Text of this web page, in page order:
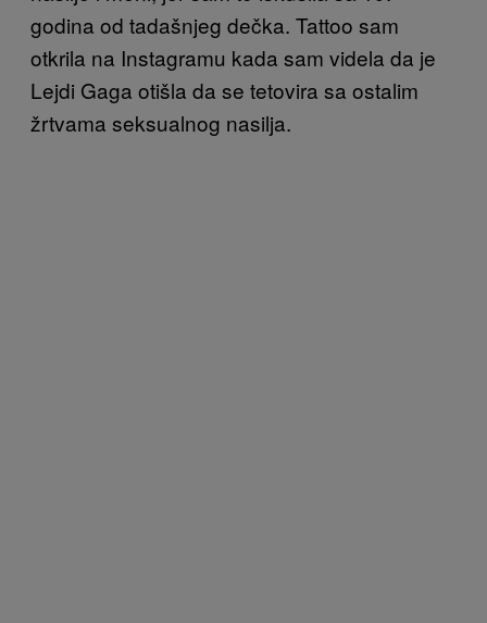
godina od tadašnjeg dečka. Tattoo sam
otkrila na Instagramu kada sam videla da je
Lejdi Gaga otišla da se tetovira sa ostalim
žrtvama seksualnog nasilja.